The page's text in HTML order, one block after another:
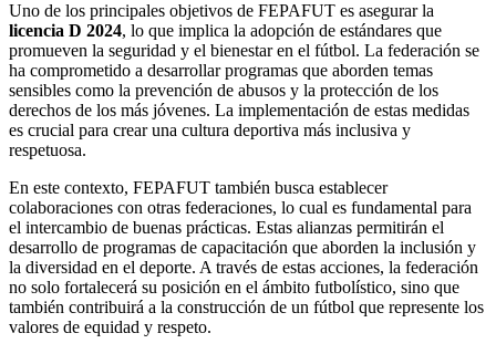
Uno de los principales objetivos de FEPAFUT es asegurar la
licencia D 2024, lo que implica la adopción de estándares que
promueven la seguridad y el bienestar en el fútbol. La federación se
ha comprometido a desarrollar programas que aborden temas
sensibles como la prevención de abusos y la protección de los
derechos de los más jóvenes. La implementación de estas medidas
es crucial para crear una cultura deportiva más inclusiva y
respetuosa.
En este contexto, FEPAFUT también busca establecer
colaboraciones con otras federaciones, lo cual es fundamental para
el intercambio de buenas prácticas. Estas alianzas permitirán el
desarrollo de programas de capacitación que aborden la inclusión y
la diversidad en el deporte. A través de estas acciones, la federación
no solo fortalecerá su posición en el ámbito futbolístico, sino que
también contribuirá a la construcción de un fútbol que represente los
valores de equidad y respeto.